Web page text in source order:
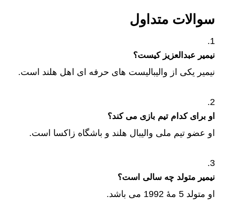
سوالات متداول
نیمیر عبدالعزیز کیست؟
نیمیر یکی از والیبالیست های حرفه ای اهل هلند است.
او برای کدام تیم بازی می کند؟
او عضو تیم ملی والیبال هلند و باشگاه زاکسا است.
نیمیر متولد چه سالی است؟
او متولد 5 مهٔ 1992 می باشد.